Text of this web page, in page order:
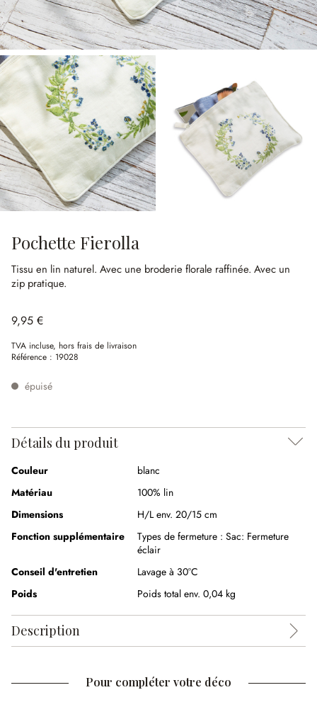
Pochette Fierolla
Tissu en lin naturel. Avec une broderie florale raffinée. Avec un
zip pratique.
9,95 €
TVA incluse, hors frais de livraison
Référence : 19028
épuisé
Détails du produit
Couleur
blanc
Matériau
100% lin
Dimensions
H/L env. 20/15 cm
Fonction supplémentaire
Types de fermeture : Sac: Fermeture
éclair
Conseil d'entretien
Lavage à 30°C
Poids
Poids total env. 0,04 kg
Description
Pour compléter votre déco